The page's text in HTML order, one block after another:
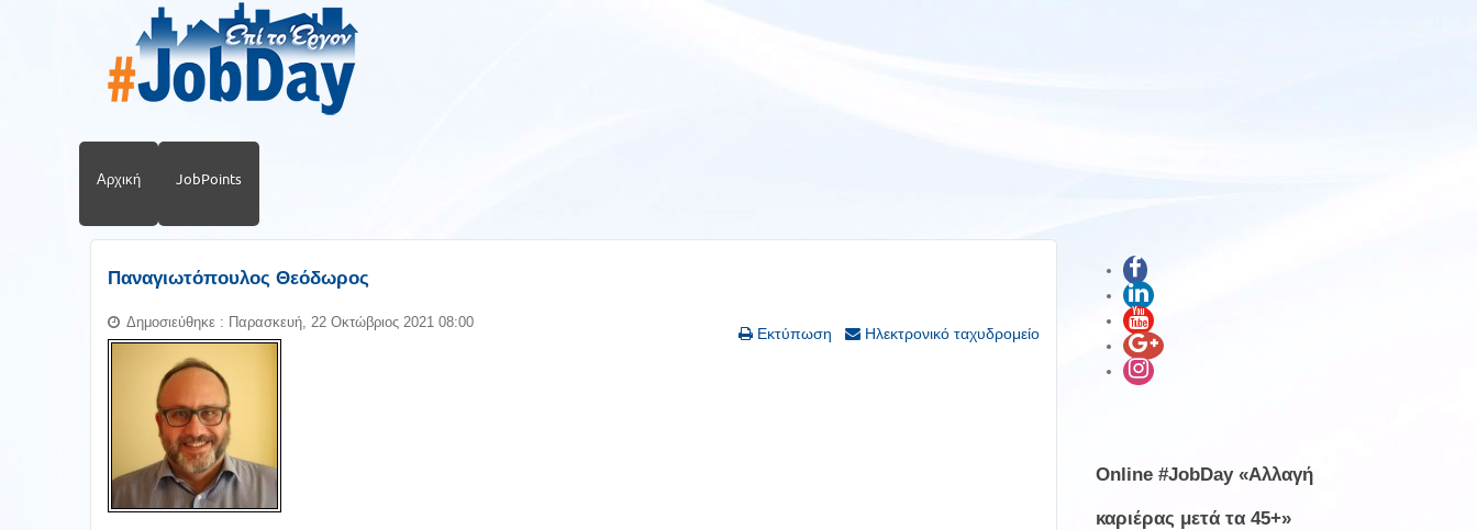
Αρχική JobPoints
Παναγιωτόπουλος Θεόδωρος
Εκτύπωση Ηλεκτρονικό ταχυδρομείο
Δημοσιεύθηκε : Παρασκευή, 22 Οκτώβριος 2021 08:00
Online #JobDay «Αλλαγή
καριέρας μετά τα 45+»